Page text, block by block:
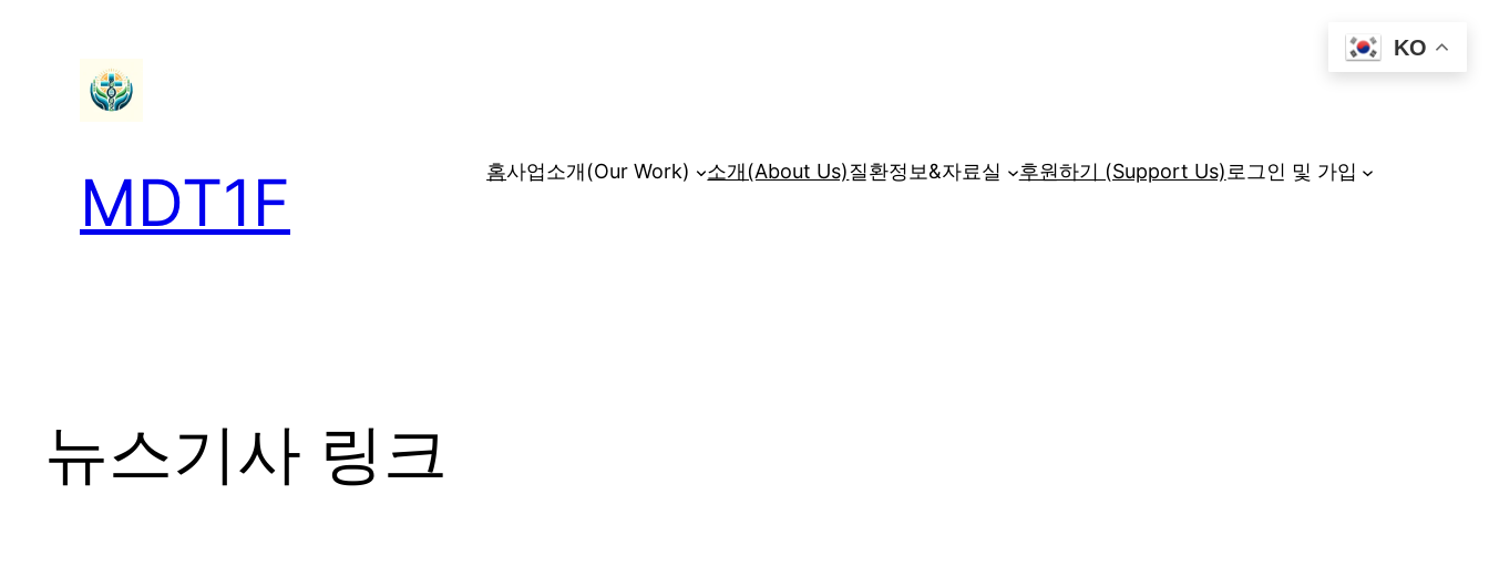
MDT1F 홈사업소개(Our Work) 소개(About Us)질환정보&자료실 후원하기 (Support Us)로그인 및 가입
뉴스기사 링크
KO